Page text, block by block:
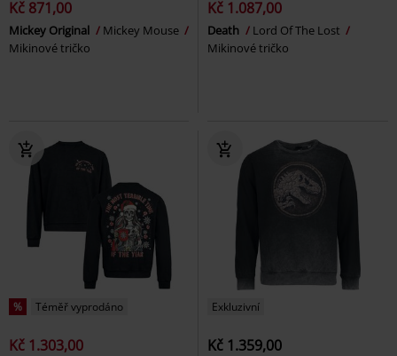
Kč 871,00
Mickey Original
Mickey Mouse
Mikinové tričko
Kč 1.087,00
Death
Lord Of The Lost
Mikinové tričko
% Téměř vyprodáno
Kč 1.303,00
Exkluzivní
Kč 1.359,00